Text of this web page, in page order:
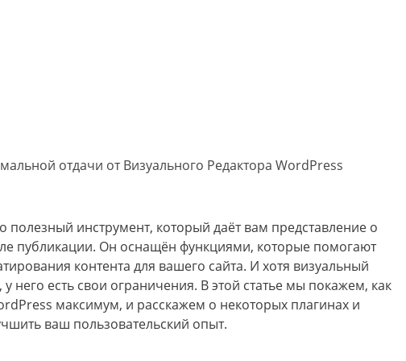
отдачи от Визуального Редактора WordPress
полезный инструмент, который даёт вам представление о
публикации. Он оснащён функциями, которые помогают
контента для вашего сайта. И хотя визуальный
него есть свои ограничения. В этой статье мы покажем, как
максимум, и расскажем о некоторых плагинах и
ваш пользовательский опыт.